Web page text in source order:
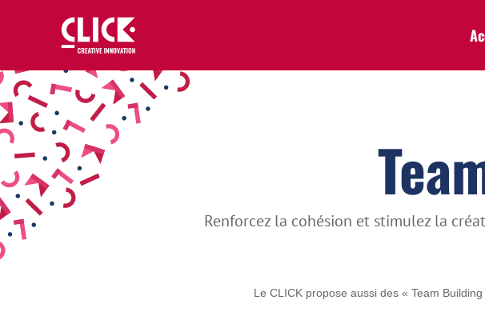
Renforcez la cohésion et stimulez la
Le CLICK propose aussi des « Team